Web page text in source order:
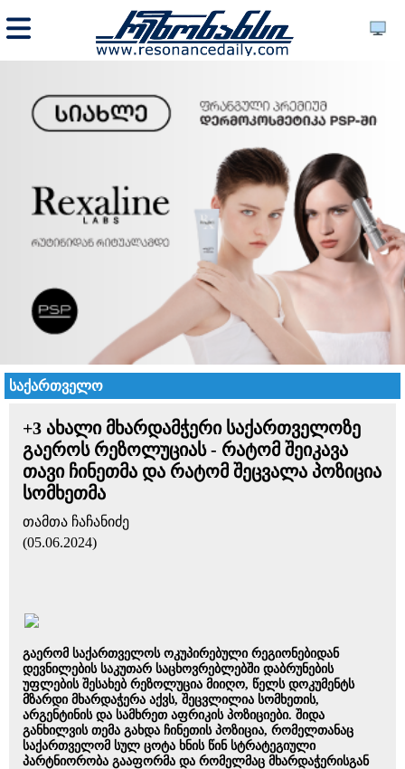
საქართველო
+3 ახალი მხარდამჭერი საქართველოზე
გაეროს რეზოლუციას - რატომ შეიკავა
თავი ჩინეთმა და რატომ შეცვალა პოზიცია
სომხეთმა
თამთა ჩაჩანიძე
(05.06.2024)
გაერომ საქართველოს ოკუპირებული რეგიონებიდან
დევნილების საკუთარ საცხოვრებლებში დაბრუნების
უფლების შესახებ რეზოლუცია მიიღო, წელს დოკუმენტს
მზარდი მხარდაჭერა აქვს, შეცვლილია სომხეთის,
არგენტინის და სამხრეთ აფრიკის პოზიციები. შიდა
განხილვის თემა გახდა ჩინეთის პოზიცია, რომელთანაც
საქართველომ სულ ცოტა ხნის წინ სტრატეგიული
პარტნიორობა გააფორმა და რომელმაც მხარდაჭერისგან